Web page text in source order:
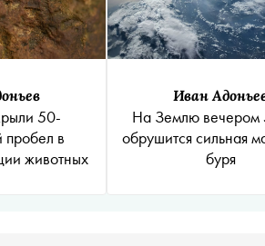
50-
в
животных
Иван
На Землю вечером
обрушится сильная
буря